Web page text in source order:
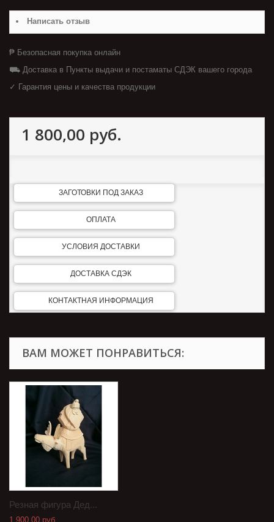
Написать отзыв
₱ Безопасная покупка онлайн
⛟ Доставка в Пункты выдачи и постаматы СДЭК вашего города
✓ Гарантия цены и качества продукции
1 800,00 руб.
ЗАГОТОВКИ ПОД ЗАКАЗ
ОПЛАТА
УСЛОВИЯ ДОСТАВКИ
ДОСТАВКА СДЭК
КОНТАКТНАЯ ИНФОРМАЦИЯ
ВАМ МОЖЕТ ПОНРАВИТЬСЯ:
Резная фигура Дед...
1 900,00 руб.